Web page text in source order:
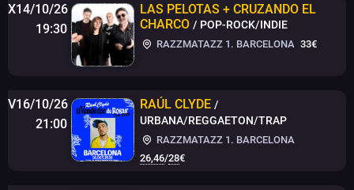
X14/10/26
19:30
LAS PELOTAS + CRUZANDO EL
CHARCO / POP-ROCK/INDIE
RAZZMATAZZ 1. BARCELONA 33€
V16/10/26
21:00
RAÚL CLYDE /
URBANA/REGGAETON/TRAP
RAZZMATAZZ 1. BARCELONA
26,46/28€